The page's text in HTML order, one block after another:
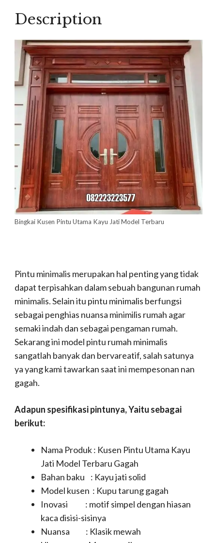
Description
Bingkai Kusen Pintu Utama Kayu Jati Model Terbaru
Pintu minimalis merupakan hal penting yang tidak
dapat terpisahkan dalam sebuah bangunan rumah
minimalis. Selain itu pintu minimalis berfungsi
sebagai penghias nuansa minimilis rumah agar
semaki indah dan sebagai pengaman rumah.
Sekarang ini model pintu rumah minimalis
sangatlah banyak dan bervareatif, salah satunya
ya yang kami tawarkan saat ini mempesonan nan
gagah.
Adapun spesifikasi pintunya, Yaitu sebagai
berikut:
Nama Produk : Kusen Pintu Utama Kayu
Jati Model Terbaru Gagah
Bahan baku : Kayu jati solid
Model kusen : Kupu tarung gagah
Inovasi : motif simpel dengan hiasan
kaca disisi-sisinya
Nuansa : Klasik mewah